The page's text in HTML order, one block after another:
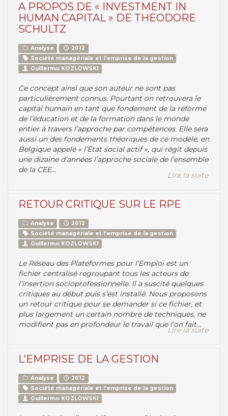
A PROPOS DE « INVESTMENT IN
HUMAN CAPITAL » DE THEODORE
SCHULTZ
Analyse
2012
Société managériale et l’emprise de la gestion
Guillermo KOZLOWSKI
Ce concept ainsi que son auteur ne sont pas
particulièrement connus. Pourtant on retrouvera le
capital humain en tant que fondement de la réforme
de l’éducation et de la formation dans le monde
entier à travers l’approche par compétences. Elle sera
aussi un des fondements théoriques de ce modèle, en
Belgique appelé « l’État social actif », qui régit depuis
une dizaine d’années l’approche sociale de l’ensemble
de la CEE...
Lire la suite
RETOUR CRITIQUE SUR LE RPE
Analyse
2012
Société managériale et l’emprise de la gestion
Guillermo KOZLOWSKI
Le Réseau des Plateformes pour l’Emploi est un
fichier centralisé regroupant tous les acteurs de
l’insertion socioprofessionnelle. Il a suscité quelques
critiques au début puis s’est installé. Nous proposons
un retour critique pour se demander si ce fichier, et
plus largement un certain nombre de techniques, ne
modifient pas en profondeur le travail que l’on fait...
Lire la suite
L’EMPRISE DE LA GESTION
Analyse
2012
Société managériale et l’emprise de la gestion
Guillermo KOZLOWSKI